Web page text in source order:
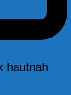
hautnah